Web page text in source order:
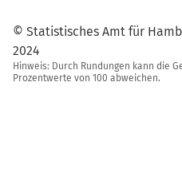
© Statistisches Amt für
2024
Hinweis: Durch Rundungen kann die
Prozentwerte von 100 abweichen.